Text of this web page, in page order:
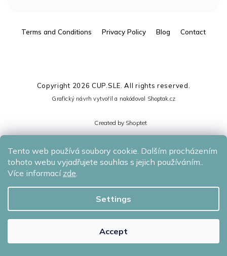
Tento web používá soubory cookie. Dalším procházením
tohoto webu vyjadřujete souhlas s jejich používáním..
Více informací zde.
Settings
Accept
Terms and Conditions Privacy Policy Blog Contact
Created by Shoptet
Copyright 2026 CUP.SLE . All rights reserved.
Grafický návrh vytvořil a nakódoval Shoptak.cz